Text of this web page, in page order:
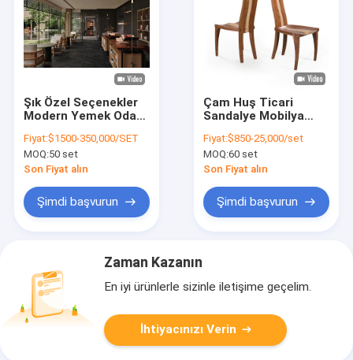
Şık Özel Seçenekler
Modern Yemek Odası
Aynalı Yemek Masası
Takımı
Fiyat:$1500-350,000/SET
MOQ:50 set
Son Fiyat alın
Şimdi başvurun
Çam Huş Ticari
Sandalye Mobilya
Kapaklı Ahşap Yemek
Sandalyeleri
Fiyat:$850-25,000/set
MOQ:60 set
Son Fiyat alın
Şimdi başvurun
Zaman Kazanın
En iyi ürünlerle sizinle iletişime geçelim.
İhtiyacınızı Verin